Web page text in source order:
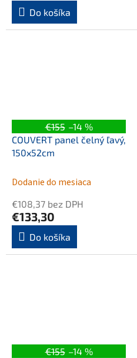
Do košíka
€155 –14 %
COUVERT panel čelný ľavý,
150x52cm
Dodanie do mesiaca
€108,37 bez DPH
€133,30
Do košíka
€155 –14 %